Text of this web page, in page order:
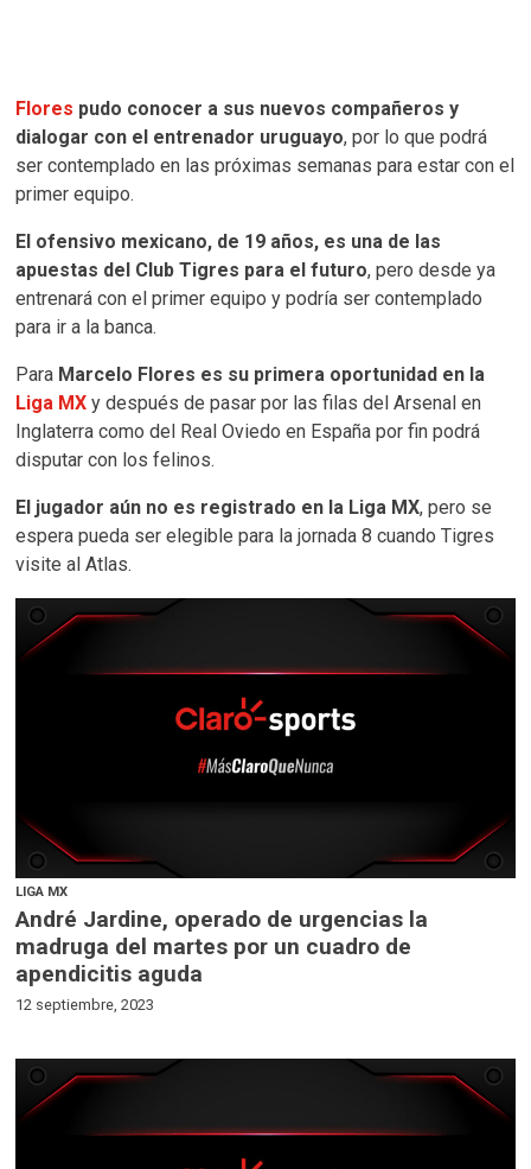
Flores pudo conocer a sus nuevos compañeros y
dialogar con el entrenador uruguayo, por lo que podrá
ser contemplado en las próximas semanas para estar con el
primer equipo.
El ofensivo mexicano, de 19 años, es una de las
apuestas del Club Tigres para el futuro, pero desde ya
entrenará con el primer equipo y podría ser contemplado
para ir a la banca.
Para Marcelo Flores es su primera oportunidad en la
Liga MX y después de pasar por las filas del Arsenal en
Inglaterra como del Real Oviedo en España por fin podrá
disputar con los felinos.
El jugador aún no es registrado en la Liga MX, pero se
espera pueda ser elegible para la jornada 8 cuando Tigres
visite al Atlas.
LIGA MX
André Jardine, operado de urgencias la
madruga del martes por un cuadro de
apendicitis aguda
12 septiembre, 2023